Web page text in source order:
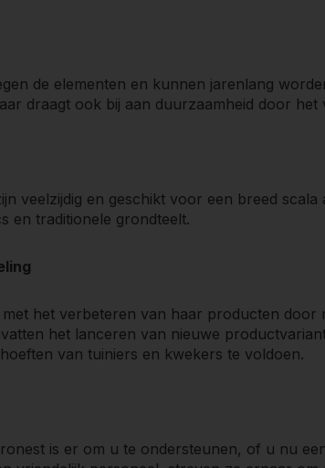
de elementen en kunnen jarenlang
draagt ook bij aan duurzaamheid door
veelzijdig en geschikt voor een breed
en traditionele grondteelt.
het verbeteren van haar producten door
het lanceren van nieuwe
van tuiniers en kwekers te voldoen.
is er om u te ondersteunen, of u nu